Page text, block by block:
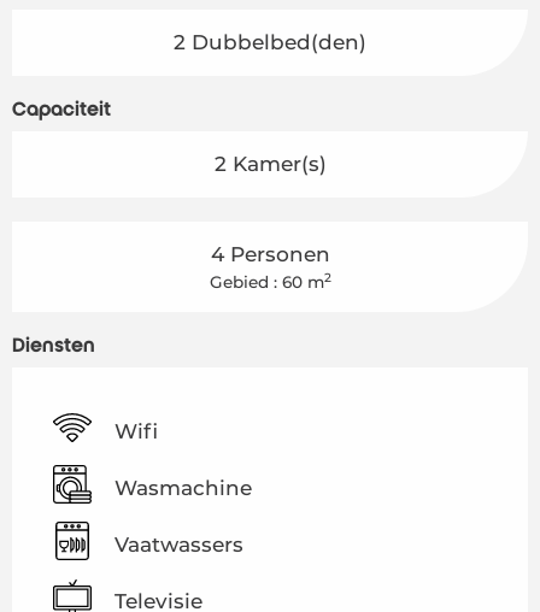
2 Dubbelbed(den)
Capaciteit
2 Kamer(s)
4 Personen
Gebied : 60 m2
Diensten
Wifi
Wasmachine
Vaatwassers
Televisie